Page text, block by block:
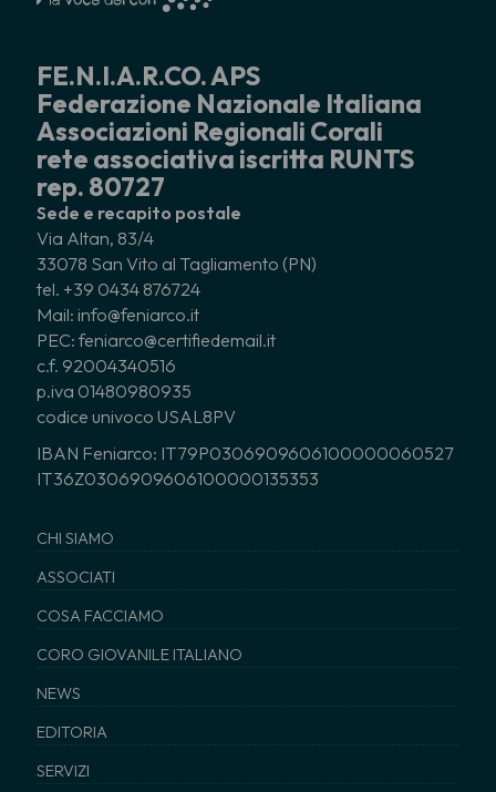
FE.N.I.A.R.CO. APS
Federazione Nazionale Italiana
Associazioni Regionali Corali
rete associativa iscritta RUNTS
rep. 80727
Sede e recapito postale
Via Altan, 83/4
33078 San Vito al Tagliamento (PN)
tel. +39 0434 876724
Mail: info@feniarco.it
PEC: feniarco@certifiedemail.it
c.f. 92004340516
p.iva 01480980935
codice univoco USAL8PV
IBAN Feniarco: IT79P0306909606100000060527
IT36Z0306909606100000135353
CHI SIAMO
ASSOCIATI
COSA FACCIAMO
CORO GIOVANILE ITALIANO
NEWS
EDITORIA
SERVIZI